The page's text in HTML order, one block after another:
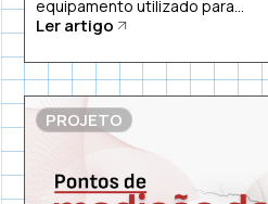
equipamento utilizado para...
Ler artigo
PROJETO